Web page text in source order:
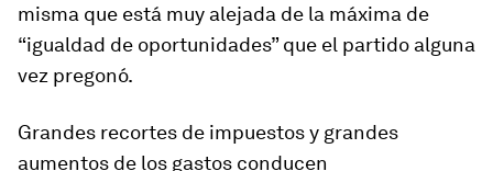
misma que está muy alejada de la máxima de
“igualdad de oportunidades” que el partido alguna
vez pregonó.
Grandes recortes de impuestos y grandes
aumentos de los gastos conducen